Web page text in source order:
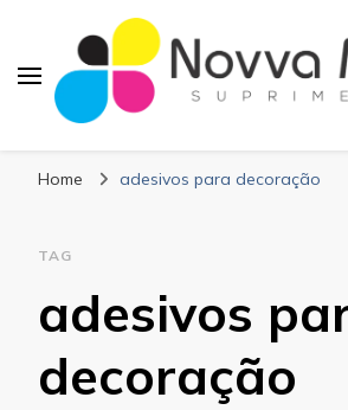
Home adesivos para decoração
TAG
adesivos
decoração